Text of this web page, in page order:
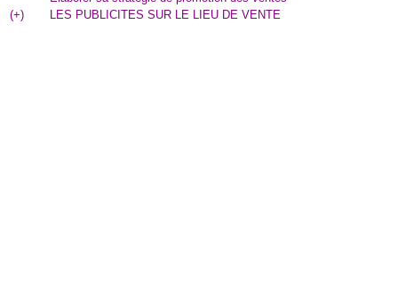
(+) LES PUBLICITES SUR LE LIEU DE VENTE